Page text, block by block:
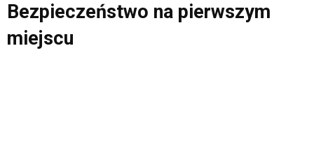
Bezpieczeństwo na pierwszym
miejscu